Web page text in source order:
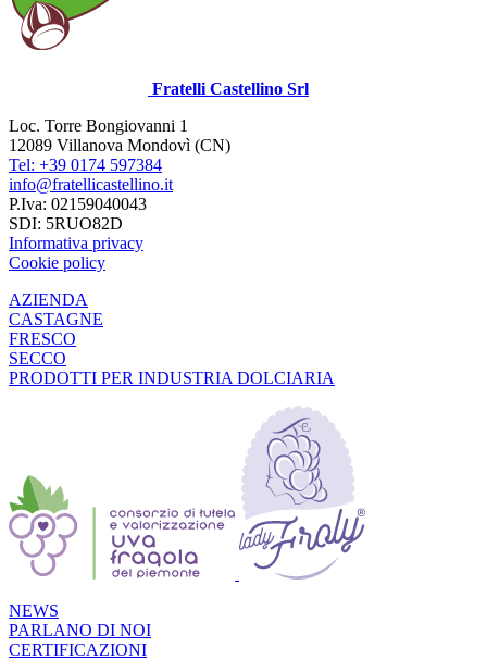
Fratelli Castellino Srl
Loc. Torre Bongiovanni 1
12089 Villanova Mondovì (CN)
Tel: +39 0174 597384
info@fratellicastellino.it
P.Iva: 02159040043
SDI: 5RUO82D
Informativa privacy
Cookie policy
AZIENDA
CASTAGNE
FRESCO
SECCO
PRODOTTI PER INDUSTRIA DOLCIARIA
NEWS
PARLANO DI NOI
CERTIFICAZIONI